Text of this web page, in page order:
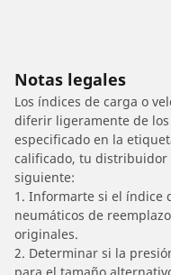
Notas legales
Los índices de carga o
diferir ligeramente de
especificado en la
calificado, tu distribuidor
siguiente:
1. Informarte si el índice
neumáticos de
originales.
2. Determinar si la